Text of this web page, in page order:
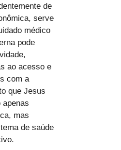
de
serve
médico
pode
ao acesso e
com a
que Jesus
mas
de saúde